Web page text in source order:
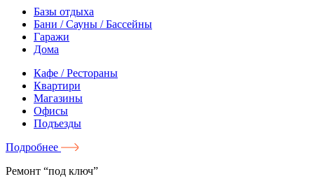
Базы отдыха
Бани / Сауны / Бассейны
Гаражи
Дома
Кафе / Рестораны
Квартири
Магазины
Офисы
Подъезды
Подробнее
Ремонт “под ключ”